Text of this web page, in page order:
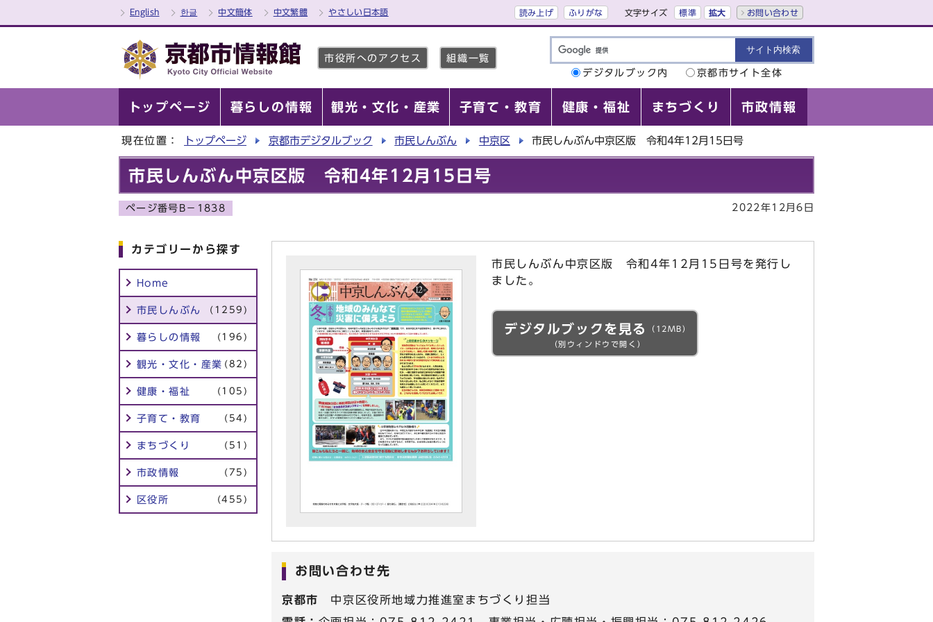
English 한글 中文簡体 中文繁體 やさしい日本語 読み上げ ふりがな 文字サイズ 標準 拡大 お問い合わせ
市役所へのアクセス
組織一覧
デジタルブック内
京都市サイト全体
トップページ 暮らしの情報 観光・文化・産業 子育て・教育 健康・福祉 まちづくり 市政情報
現在位置： トップページ 京都市デジタルブック 市民しんぶん 中京区 市民しんぶん中京区版 令和4年12月15日号
市民しんぶん中京区版 令和4年12月15日号
ページ番号B－1838 2022年12月6日
カテゴリーから探す
Home
市民しんぶん (1259)
暮らしの情報 (196)
観光・文化・産業 (82)
健康・福祉 (105)
子育て・教育 (54)
まちづくり (51)
市政情報 (75)
区役所 (455)
市民しんぶん中京区版 令和4年12月15日号を発行し
ました。
デジタルブックを見る
（12MB）
（別ウィンドウで開く）
お問い合わせ先
京都市
中京区役所地域力推進室まちづくり担当